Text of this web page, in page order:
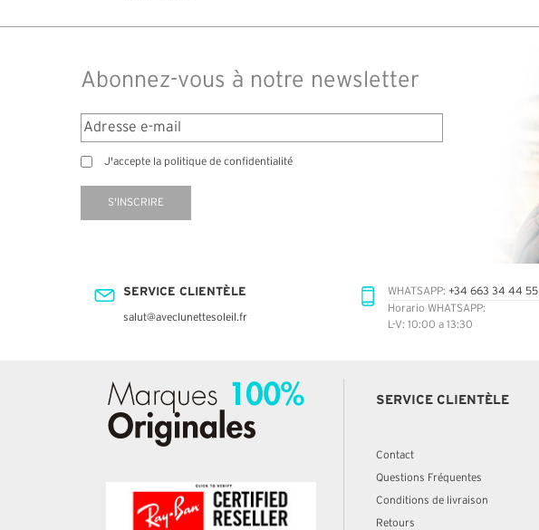
Abonnez-vous à notre newsletter
J'accepte la politique de confidentialité
S'INSCRIRE
SERVICE CLIENTÈLE
salut@aveclunettesoleil.fr
WHATSAPP: +34 663 34 44 55
Horario WHATSAPP:
L-V: 10:00 a 13:30
SERVICE CLIENTÈLE
Contact
Questions Fréquentes
Conditions de livraison
Retours